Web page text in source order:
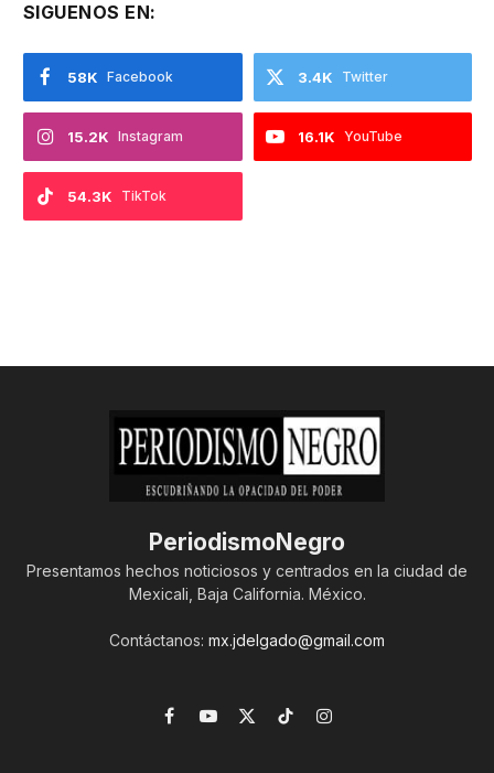
SIGUENOS EN:
Facebook
58K Twitter
3.4K
Instagram
15.2K YouTube
16.1K
TikTok
54.3K
PeriodismoNegro
Presentamos hechos noticiosos y centrados en la ciudad de
Mexicali, Baja California. México.
Contáctanos: mx.jdelgado@gmail.com
Facebook
YouTube
X
TikTokInstagram